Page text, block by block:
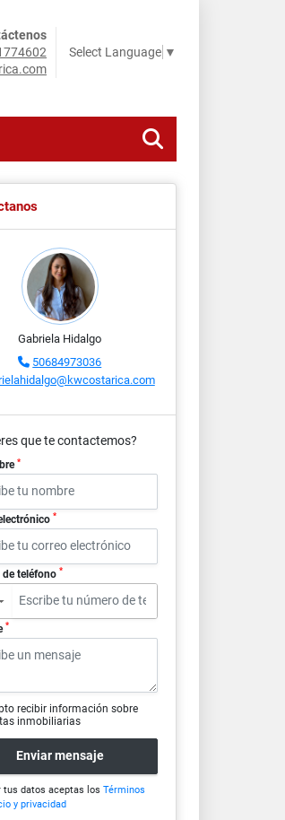
Select Language ▼
Gabriela Hidalgo
50684973036
que te contactemos?
*
*
de teléfono *
*
recibir información sobre
inmobiliarias
Enviar mensaje
tus datos aceptas los Términos
y privacidad